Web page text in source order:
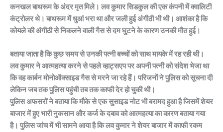
कनखल बाथरूम के अंदर मृत मिले। लव कुमार सिडकुल की एक कंपनी में क्वालिटी
कंट्रोलर थे। बाथरूम में धुआं भरा था और जली हुई अंगीठी भी थी। आशंका है कि
कोयले की अंगीठी से निकलने वाली गैस से दम घुटने के कारण उनकी मौत हुई।
बताया जाता है कि कुछ समय से उनकी पत्नी बच्चों को साथ मायके में रह रही थी।
लव कुमार ने आत्महत्या करने से पहले व्हाट्सएप पर अपनी पत्नी को संदेश भेजा था
कि वह कार्बन मोनोऑक्साइड गैस से मरने जा रहे हैं। परिजनों ने पुलिस को सूचना दी
लेकिन जब तक पुलिस पहुंची तब तक काफी देर हो चुकी थी।
पुलिस अफसरों ने बताया कि मौके से एक सुसाइड नोट भी बरामद हुआ है जिसमें शेयर
बाजार में हुए भारी नुकसान और कर्ज के दबाव को आत्महत्या का कारण बताया गया
है। पुलिस जांच में भी सामने आया है कि लव कुमार ने शेयर बाजार में काफी रकम